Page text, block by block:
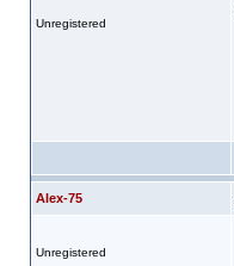
Unregistered
Alex-75
Unregistered